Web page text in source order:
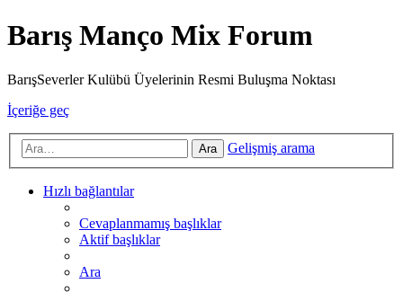
Barış Manço Mix Forum
BarışSeverler Kulübü Üyelerinin Resmi Buluşma Noktası
İçeriğe geç
Ara Gelişmiş arama
Hızlı bağlantılar
Cevaplanmamış başlıklar
Aktif başlıklar
Ara